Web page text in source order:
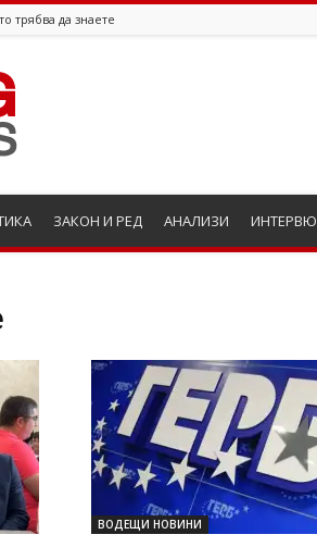
трябва да знаете
ЗАКОН И РЕД АНАЛИЗИ ИНТЕРВЮ
ВОДЕЩИ НОВИНИ